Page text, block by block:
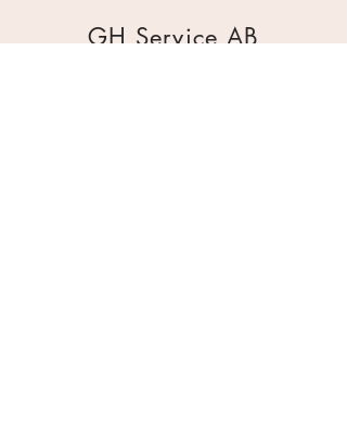
GH Service AB